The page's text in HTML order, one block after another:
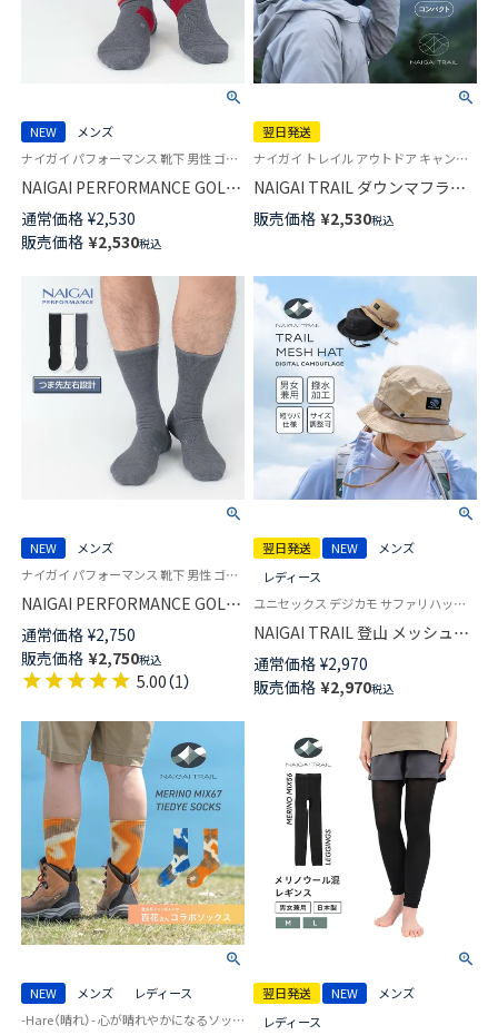
NEW
メンズ
ナイガイ パフォーマンス 靴下 男性 ゴルフ スポーツ
NAIGAI PERFORMANCE GOLF
スポーツ ショート丈 ソックス
アーチフィットサポートメンズ
02332222
通常価格 ¥2,530
販売価格 ¥2,530税込
翌日発送
ナイガイ トレイル アウトドア キャンプ 登山 キャンプ トレイルランニング トレラン グッズ
NAIGAI TRAIL ダウンマフラー
撥水 保温 軽量 防風 スポーツ
【365日最短翌日発送】
販売価格 ¥2,530税込
NEW
メンズ
ナイガイ パフォーマンス 靴下 男性 ゴルフ スポーツ
NAIGAI PERFORMANCE GOLF
スポーツ アーチフィットサポー
ト クルー丈 ソックス メンズ
02332221
通常価格 ¥2,750
販売価格 ¥2,750税込
5.00（1）
翌日発送 NEW
メンズ
レディース
ユニセックス デジカモ サファリハット 帽子 トレイルランニング キャンプ アウトドア
NAIGAI TRAIL 登山 メッシュ撥
水 バケットハット デジタルカ
モ柄 オールシーズン サイズ調
整 メンズ レディース 【365日最
短翌日発送】 90370811
通常価格 ¥2,970
販売価格 ¥2,970税込
NEW メンズ
レディース
-Hare（晴れ）- 心が晴れやかになるソックス 登山 メンズ レディース ユニセックス
翌日発送 NEW
メンズ
レディース